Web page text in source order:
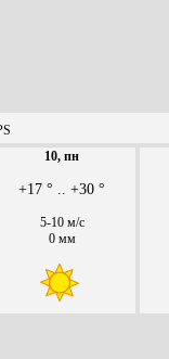
10, пн
+17 ° .. +30 °
5-10 м/с
0 мм